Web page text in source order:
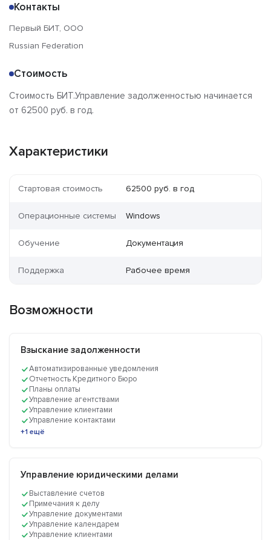
Контакты
Первый БИТ, ООО
Russian Federation
Стоимость
Стоимость БИТ.Управление задолженностью начинается
от 62500 руб. в год.
Характеристики
Стартовая стоимость 62500 руб. в год
Операционные системы Windows
Обучение Документация
Поддержка Рабочее время
Возможности
Взыскание задолженности
Автоматизированные уведомления
Отчетность Кредитного Бюро
Планы оплаты
Управление агентствами
Управление клиентами
Управление контактами
+1 ещё
Управление юридическими делами
Выставление счетов
Примечания к делу
Управление документами
Управление календарем
Управление клиентами